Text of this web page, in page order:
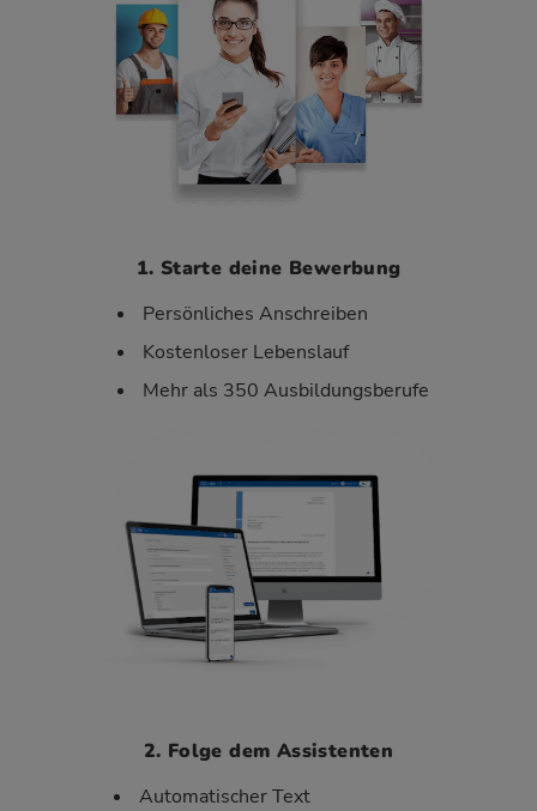
1. Starte deine Bewerbung
Persönliches Anschreiben
Kostenloser Lebenslauf
Mehr als 350 Ausbildungsberufe
2. Folge dem Assistenten
Automatischer Text